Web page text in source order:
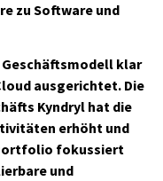
zu Software und
Geschäftsmodell klar
ausgerichtet. Die
Kyndryl hat die
erhöht und
fokussiert
und